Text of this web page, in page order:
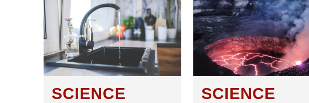
SCIENCE
SCIENCE